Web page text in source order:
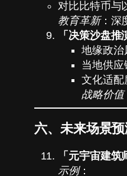
对比比特币与
教育革新：深
「决策沙盘推
地缘政治
当地供应
文化适配
战略价值
六、未来场景
「元宇宙建筑
示例：